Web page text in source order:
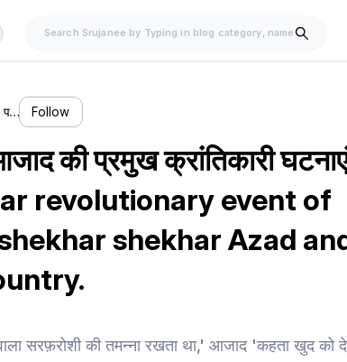
प… Follow
की प्रमुख क्रांतिकारी
revolutionary event of
shekhar Azad
सरफ़रोशी की तमन्ना रखता था,' आजाद 'कहता खुद